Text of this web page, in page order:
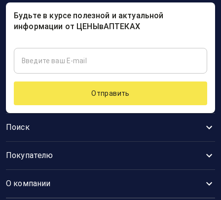
Поиск
Покупателю
О компании
Будьте в курсе полезной и актуальной
информации от ЦЕНЫвАПТЕКАХ
Отправить